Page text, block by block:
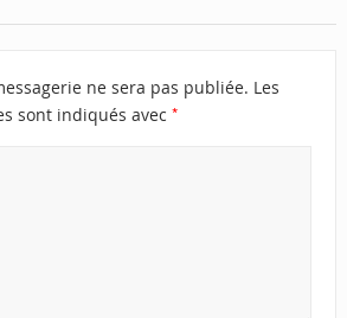
ne sera pas publiée. Les
sont indiqués avec *